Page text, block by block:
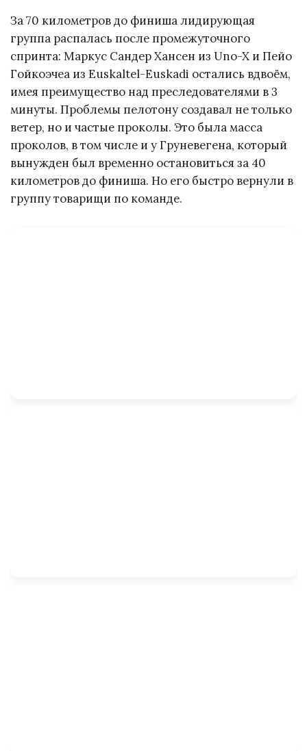
За 70 километров до финиша лидирующая
группа распалась после промежуточного
спринта: Маркус Сандер Хансен из Uno-X и Пейо
Гойкоэчеа из Euskaltel-Euskadi остались вдвоём,
имея преимущество над преследователями в 3
минуты. Проблемы пелотону создавал не только
ветер, но и частые проколы. Это была масса
проколов, в том числе и у Груневегена, который
вынужден был временно остановиться за 40
километров до финиша. Но его быстро вернули в
группу товарищи по команде.